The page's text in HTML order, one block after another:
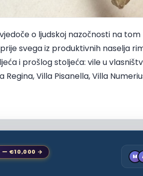
o ljudskoj nazočnosti na tom
svega iz produktivnih naselja
i prošlog stoljeća: vile u
Villa Pisanella, Villa
— €10,000 →
M